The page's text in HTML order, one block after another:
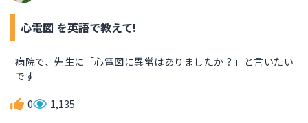
心電図 を英語で教えて!
病院で、先生に「心電図に異常はありましたか？」と言いたい
です
0 1,135